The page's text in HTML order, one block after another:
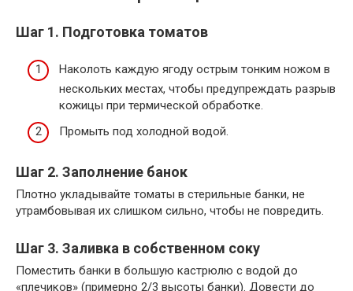
Шаг 1. Подготовка томатов
Наколоть каждую ягоду острым тонким ножом в
нескольких местах, чтобы предупреждать разрыв
кожицы при термической обработке.
Промыть под холодной водой.
Шаг 2. Заполнение банок
Плотно укладывайте томаты в стерильные банки, не
утрамбовывая их слишком сильно, чтобы не повредить.
Шаг 3. Заливка в собственном соку
Поместить банки в большую кастрюлю с водой до
«плечиков» (примерно 2/3 высоты банки). Довести до